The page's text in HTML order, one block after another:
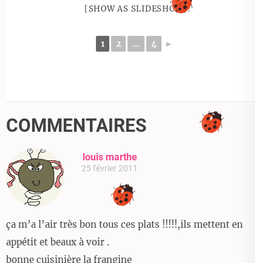
[SHOW AS SLIDESHOW]
1 2 ... 4 ►
COMMENTAIRES
louis marthe
25 février 2011
ça m’a l’air très bon tous ces plats !!!!!,ils mettent en
appétit et beaux à voir .
bonne cuisinière la frangine